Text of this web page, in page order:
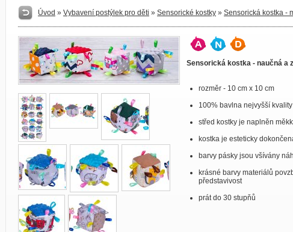
Úvod » Vybavení postýlek pro děti » Sensorické kostky » Sensorická kostka -
Sensorická kostka - naučná a
rozměr - 10 cm x 10 cm
100% bavlna nejvyšší
střed kostky je naplněn
kostka je esteticky
barvy pásky jsou všívány
krásné barvy materiálů
představivost
prát do 30 stupňů